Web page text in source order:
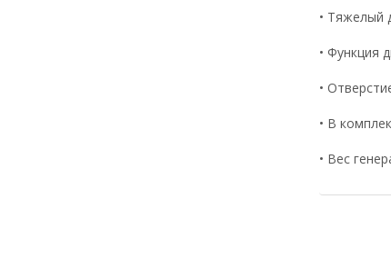
• Тяжелый
• Функция
•
• В
• Вес